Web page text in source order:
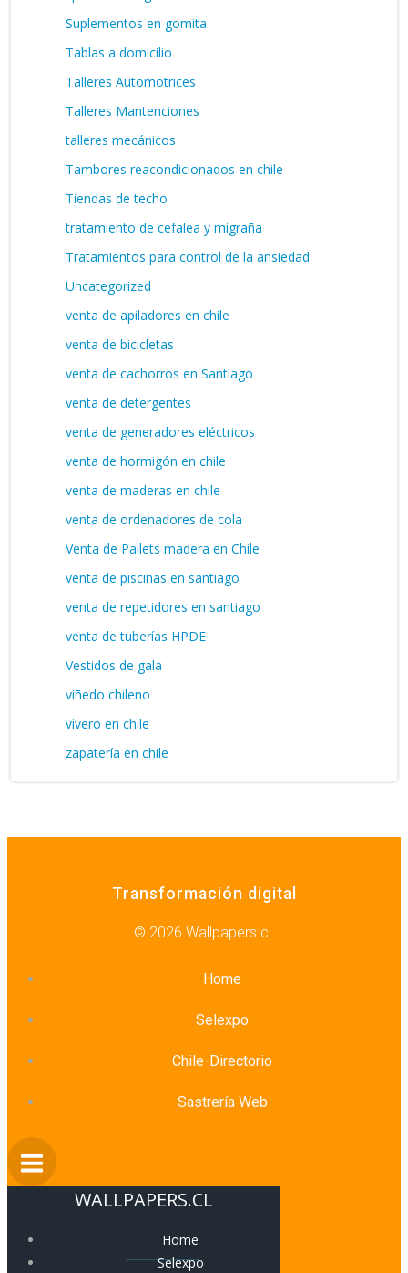
Suplementos en gomita
Tablas a domicilio
Talleres Automotrices
Talleres Mantenciones
talleres mecánicos
Tambores reacondicionados en chile
Tiendas de techo
tratamiento de cefalea y migraña
Tratamientos para control de la ansiedad
Uncategorized
venta de apiladores en chile
venta de bicicletas
venta de cachorros en Santiago
venta de detergentes
venta de generadores eléctricos
venta de hormigón en chile
venta de maderas en chile
venta de ordenadores de cola
Venta de Pallets madera en Chile
venta de piscinas en santiago
venta de repetidores en santiago
venta de tuberías HPDE
Vestidos de gala
viñedo chileno
vivero en chile
zapatería en chile
Transformación digital
© 2026 Wallpapers.cl.
Home
Selexpo
Chile-Directorio
Sastrería Web
WALLPAPERS.CL
Home
Selexpo